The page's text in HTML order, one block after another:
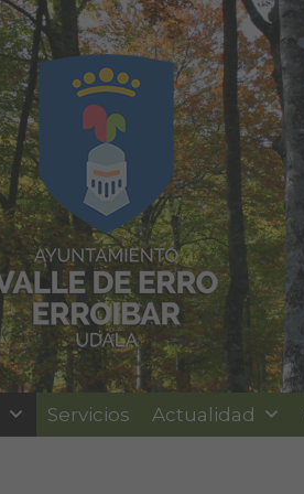
Servicios Actualidad